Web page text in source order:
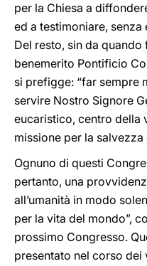
per la Chiesa a
ed a testimoniare, senza
Del resto, sin da
benemerito Pontificio
si prefigge: “far sempre
servire Nostro Signore
eucaristico, centro della
missione per la salvezza
Ognuno di questi
pertanto, una
all’umanità in modo
per la vita del mondo”,
prossimo Congresso.
presentato nel corso